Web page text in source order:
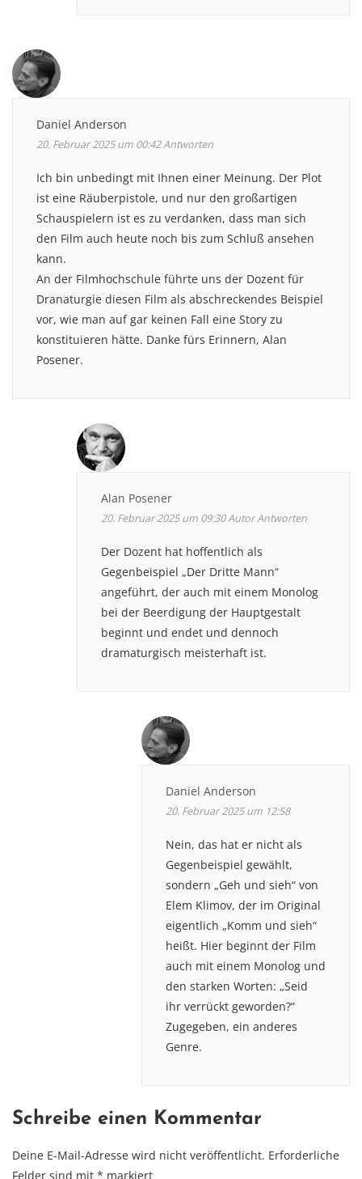
Daniel Anderson
20. Februar 2025 um 00:42Antworten
Ich bin unbedingt mit Ihnen einer Meinung. Der Plot
ist eine Räuberpistole, und nur den großartigen
Schauspielern ist es zu verdanken, dass man sich
den Film auch heute noch bis zum Schluß ansehen
kann.
An der Filmhochschule führte uns der Dozent für
Dranaturgie diesen Film als abschreckendes Beispiel
vor, wie man auf gar keinen Fall eine Story zu
konstituieren hätte. Danke fürs Erinnern, Alan
Posener.
Alan Posener
20. Februar 2025 um 09:30AutorAntworten
Der Dozent hat hoffentlich als
Gegenbeispiel „Der Dritte Mann“
angeführt, der auch mit einem Monolog
bei der Beerdigung der Hauptgestalt
beginnt und endet und dennoch
dramaturgisch meisterhaft ist.
Daniel Anderson
20. Februar 2025 um 12:58
Nein, das hat er nicht als
Gegenbeispiel gewählt,
sondern „Geh und sieh“ von
Elem Klimov, der im Original
eigentlich „Komm und sieh“
heißt. Hier beginnt der Film
auch mit einem Monolog und
den starken Worten: „Seid
ihr verrückt geworden?“
Zugegeben, ein anderes
Genre.
Schreibe einen Kommentar
Deine E-Mail-Adresse wird nicht veröffentlicht. Erforderliche
Felder sind mit * markiert